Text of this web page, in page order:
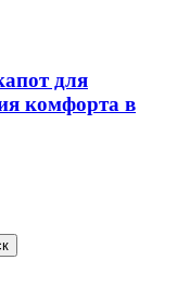
для
комфорта в